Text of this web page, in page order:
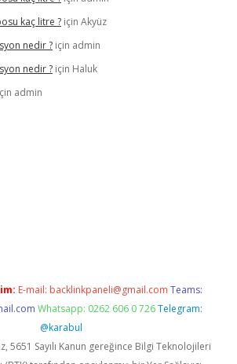
kaç litre ? için Akyüz
nedir ? için admin
nedir ? için Haluk
admin
E-mail: backlinkpaneli@gmail.com Teams:
Whatsapp: 0262 606 0 726 Telegram:
@karabul
5651 Sayılı Kanun gereğince Bilgi Teknolojileri